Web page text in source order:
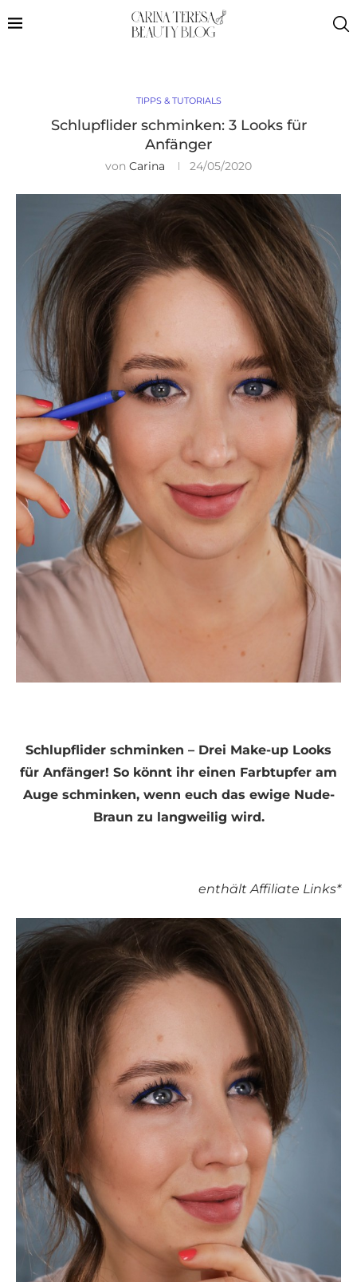
TIPPS & TUTORIALS
Schlupflider schminken: 3 Looks für
Anfänger
von Carina 24/05/2020
Schlupflider schminken – Drei Make-up Looks
für Anfänger! So könnt ihr einen Farbtupfer am
Auge schminken, wenn euch das ewige Nude-
Braun zu langweilig wird.
enthält Affiliate Links*